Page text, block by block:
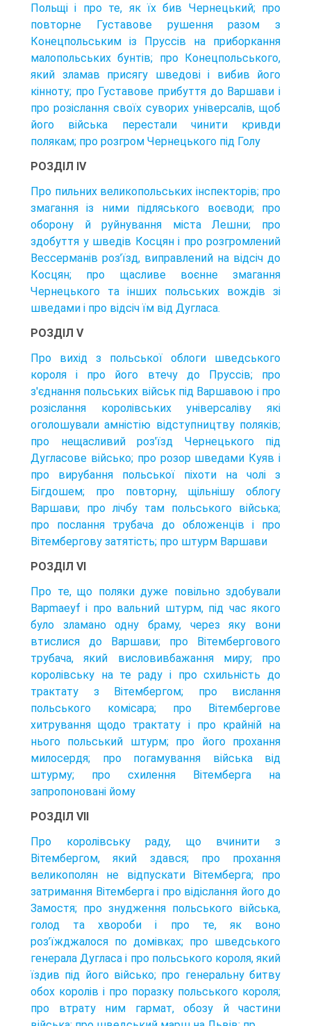
Польщі і про те, як їх бив Чернецький; про
повторне Густавове рушення разом з
Конецпольським із Пруссів на приборкання
малопольських бунтів; про Конецпольського,
який зламав присягу шведові і вибив його
кінноту; про Густавове прибуття до Варшави і
про розіслання своїх суворих універсалів, щоб
його війська перестали чинити кривди
полякам; про розгром Чернецького під Голу
РОЗДІЛ IV
Про пильних великопольських інспекторів; про
змагання із ними підляського воєводи; про
оборону й руйнування міста Лешни; про
здобуття у шведів Косцян і про розгромлений
Вессерманів роз’їзд, виправлений на відсіч до
Косцян; про щасливе воєнне змагання
Чернецького та інших польських вождів зі
шведами і про відсіч їм від Дугласа.
РОЗДІЛ V
Про вихід з польської облоги шведського
короля і про його втечу до Пруссів; про
з'єднання польських військ під Варшавою і про
розіслання королівських універсаліву які
оголошували амністію відступництву поляків;
про нещасливий роз'їзд Чернецького під
Дугласове військо; про розор шведами Куяв і
про вирубання польської піхоти на чолі з
Бігдошем; про повторну, щільнішу облогу
Варшави; про лічбу там польського війська;
про послання трубача до обложенців і про
Вітембергову затятість; про штурм Варшави
РОЗДІЛ VI
Про те, що поляки дуже повільно здобували
Bapmaeyf і про вальний штурм, під час якого
було зламано одну браму, через яку вони
втислися до Варшави; про Вітембергового
трубача, який висловивбажання миру; про
королівську на те раду і про схильність до
трактату з Вітембергом; про вислання
польського комісара; про Вітембергове
хитрування щодо трактату і про крайній на
нього польський штурм; про його прохання
милосердя; про погамування війська від
штурму; про схилення Вітемберга на
запропоновані йому
РОЗДІЛ VII
Про королівську раду, що вчинити з
Вітембергом, який здався; про прохання
великополян не відпускати Вітемберга; про
затримання Вітемберга і про відіслання його до
Замостя; про знудження польського війська,
голод та хвороби і про те, як воно
роз’їжджалося по домівках; про шведського
генерала Дугласа і про польського короля, який
їздив під його військо; про генеральну битву
обох королів і про поразку польського короля;
про втрату ним гармат, обозу й частини